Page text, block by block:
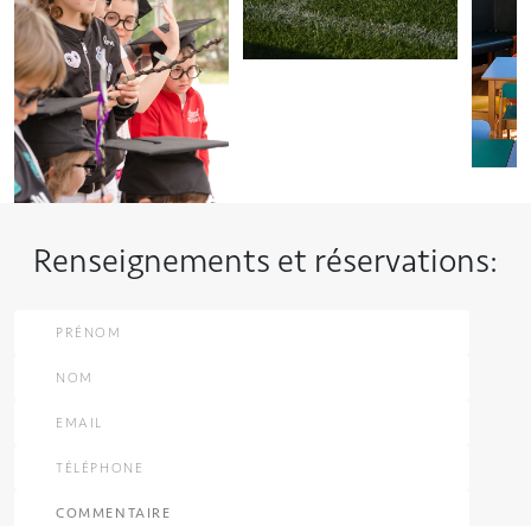
Renseignements et réservations: